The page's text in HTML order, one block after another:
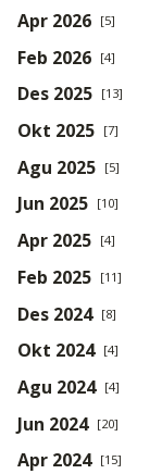
Apr 2026 [5]
Feb 2026 [4]
Des 2025 [13]
Okt 2025 [7]
Agu 2025 [5]
Jun 2025 [10]
Apr 2025 [4]
Feb 2025 [11]
Des 2024 [8]
Okt 2024 [4]
Agu 2024 [4]
Jun 2024 [20]
Apr 2024 [15]